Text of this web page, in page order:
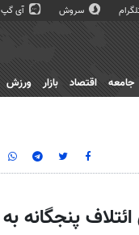
سروش آی گپ
جامعه اقتصاد بازار ورزش
پنجگانه به